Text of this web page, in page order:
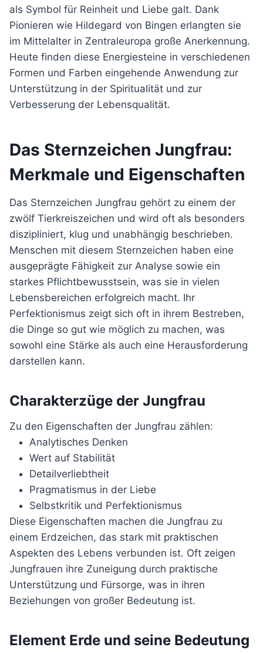
als Symbol für Reinheit und Liebe galt. Dank
Pionieren wie Hildegard von Bingen erlangten sie
im Mittelalter in Zentraleuropa große Anerkennung.
Heute finden diese Energiesteine in verschiedenen
Formen und Farben eingehende Anwendung zur
Unterstützung in der Spiritualität und zur
Verbesserung der Lebensqualität.
Das Sternzeichen Jungfrau:
Merkmale und Eigenschaften
Das Sternzeichen Jungfrau gehört zu einem der
zwölf Tierkreiszeichen und wird oft als besonders
diszipliniert, klug und unabhängig beschrieben.
Menschen mit diesem Sternzeichen haben eine
ausgeprägte Fähigkeit zur Analyse sowie ein
starkes Pflichtbewusstsein, was sie in vielen
Lebensbereichen erfolgreich macht. Ihr
Perfektionismus zeigt sich oft in ihrem Bestreben,
die Dinge so gut wie möglich zu machen, was
sowohl eine Stärke als auch eine Herausforderung
darstellen kann.
Charakterzüge der Jungfrau
Zu den Eigenschaften der Jungfrau zählen:
Analytisches Denken
Wert auf Stabilität
Detailverliebtheit
Pragmatismus in der Liebe
Selbstkritik und Perfektionismus
Diese Eigenschaften machen die Jungfrau zu
einem Erdzeichen, das stark mit praktischen
Aspekten des Lebens verbunden ist. Oft zeigen
Jungfrauen ihre Zuneigung durch praktische
Unterstützung und Fürsorge, was in ihren
Beziehungen von großer Bedeutung ist.
Element Erde und seine Bedeutung